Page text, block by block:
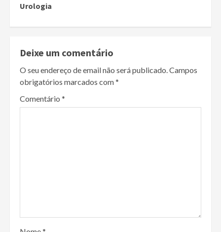
Urologia
Deixe um comentário
O seu endereço de email não será publicado.Campos
obrigatórios marcados com*
Comentário *